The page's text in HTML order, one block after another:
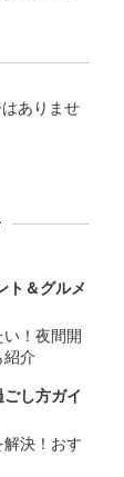
ありませ
ト＆グルメ
！夜間開
介
し方ガイ
解決！おす